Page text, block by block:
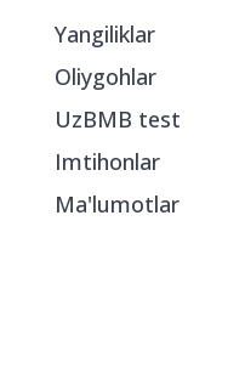
Yangiliklar
Oliygohlar
UzBMB test
Imtihonlar
Ma'lumotlar